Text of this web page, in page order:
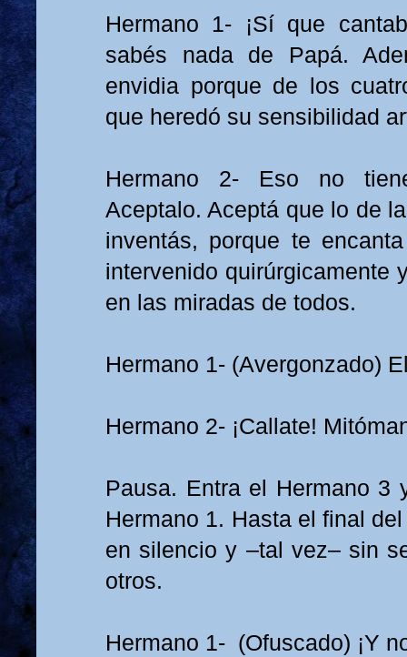
Hermano 1- ¡Sí que
sabés nada de Papá.
envidia porque de los
que heredó su sensibilidad
Hermano 2- Eso no
Aceptalo. Aceptá que lo de
inventás, porque te
intervenido quirúrgicamente
en las miradas de todos.
Hermano 1- (Avergonzado)
Hermano 2- ¡Callate!
Pausa. Entra el Hermano 3
Hermano 1. Hasta el final
en silencio y –tal vez– sin
otros.
Hermano 1- (Ofuscado) ¡Y